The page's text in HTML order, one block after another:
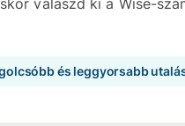
válaszd ki a Wise-
és leggyorsabb